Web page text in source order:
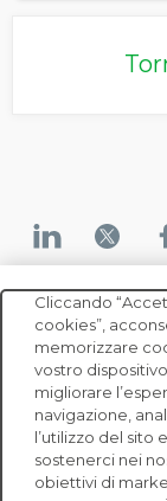
CONTATTACI
Abbiamo uffici in
Mauritius, Polonia,
Singapore.
Cliccando
cookies”,
memorizzare
vostro
migliorare
navigazione,
l’utilizzo del sito e
sostenerci nei
obiettivi di